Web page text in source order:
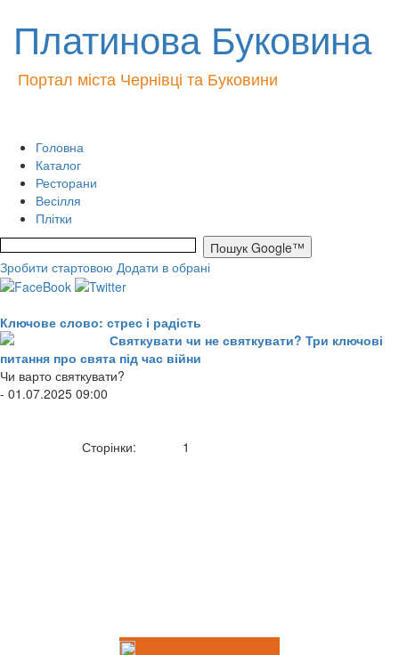
Платинова Буковина
Портал міста Чернівці та Буковини
Головна
Каталог
Ресторани
Весілля
Плітки
Зробити стартовою Додати в обрані
Ключове слово: стрес і радість
Святкувати чи не святкувати? Три ключові
питання про свята під час війни
Чи варто святкувати?
- 01.07.2025 09:00
Сторінки: 1